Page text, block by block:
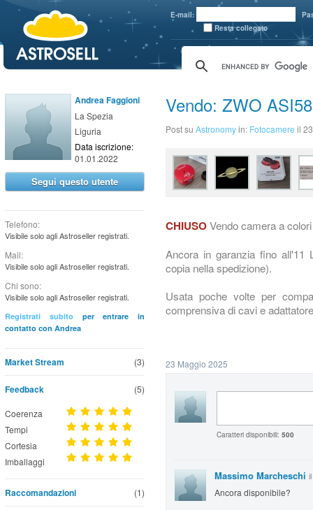
E-mail:
Resta collegato
Andrea Faggioni
La Spezia
Liguria
Data iscrizione:
01.01.2022
Segui questo utente
Telefono:
Visibile solo agli Astroseller registrati.
Mail:
Visibile solo agli Astroseller registrati.
Chi sono:
Visibile solo agli Astroseller registrati.
Registrati subitoper entrare in
contatto con Andrea
(3)
Market Stream
Feedback (5)
Coerenza
Tempi
Cortesia
Imballaggi
(1)
Raccomandazioni
Vendo: ZWO
Post su Astronomyin: Fotocamere il
CHIUSOVendo camera a
Ancora in garanzia fino all'11
copia nella spedizione).
Usata poche volte per
comprensiva di cavi e
23 Maggio 2025
Caratteri disponibili: 500
Massimo Marcheschi
Ancora disponibile?